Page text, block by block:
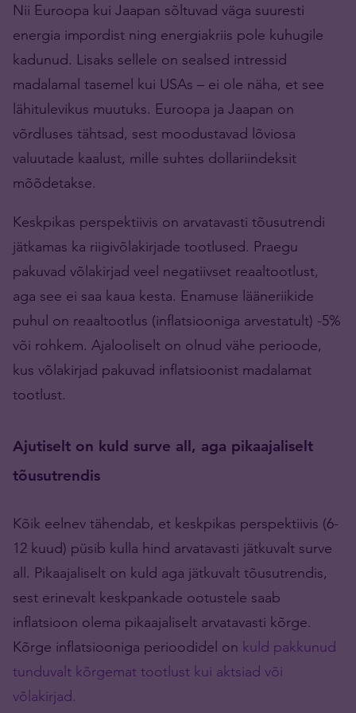
Nii Euroopa kui Jaapan sõltuvad väga suuresti
energia impordist ning energiakriis pole kuhugile
kadunud. Lisaks sellele on sealsed intressid
madalamal tasemel kui USAs – ei ole näha, et see
lähitulevikus muutuks. Euroopa ja Jaapan on
võrdluses tähtsad, sest moodustavad lõviosa
valuutade kaalust, mille suhtes dollariindeksit
mõõdetakse.
Keskpikas perspektiivis on arvatavasti tõusutrendi
jätkamas ka riigivõlakirjade tootlused. Praegu
pakuvad võlakirjad veel negatiivset reaaltootlust,
aga see ei saa kaua kesta. Enamuse lääneriikide
puhul on reaaltootlus (inflatsiooniga arvestatult) -5%
või rohkem. Ajalooliselt on olnud vähe perioode,
kus võlakirjad pakuvad inflatsioonist madalamat
tootlust.
Ajutiselt on kuld surve all, aga pikaajaliselt
tõusutrendis
Kõik eelnev tähendab, et keskpikas perspektiivis (6-
12 kuud) püsib kulla hind arvatavasti jätkuvalt surve
all. Pikaajaliselt on kuld aga jätkuvalt tõusutrendis,
sest erinevalt keskpankade ootustele saab
inflatsioon olema pikaajaliselt arvatavasti kõrge.
Kõrge inflatsiooniga perioodidel on kuld pakkunud
tunduvalt kõrgemat tootlust kui aktsiad või
võlakirjad.